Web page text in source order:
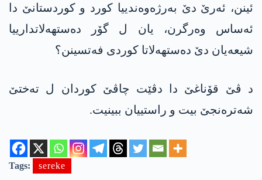
ئینن، ئەرێ دێ بەرژەوەندییا کورد و کوردستانێ دا
ئەساس وەرگرن، یان ل گۆر دەستھەلاتدارییا
شیعه‌یان دێ دەستھەلاتا کوردی فەتسینن؟
د ڤێ قۆناغێ دا دڤێت چاڤێ کوردان ل تەختێ
شەترەنجێ بیت و راستییان ببینیت.
Tags: sereke